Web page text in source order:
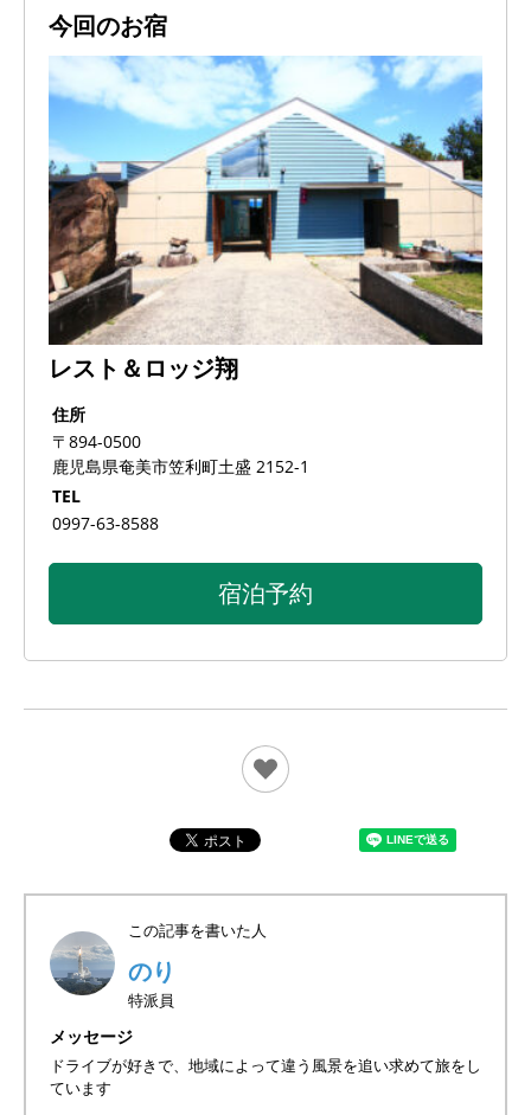
今回のお宿
レスト＆ロッジ翔
住所
〒894-0500
鹿児島県奄美市笠利町土盛 2152-1
TEL
0997-63-8588
宿泊予約
この記事を書いた人
のり
特派員
メッセージ
ドライブが好きで、地域によって違う風景を追い求めて旅をし
ています